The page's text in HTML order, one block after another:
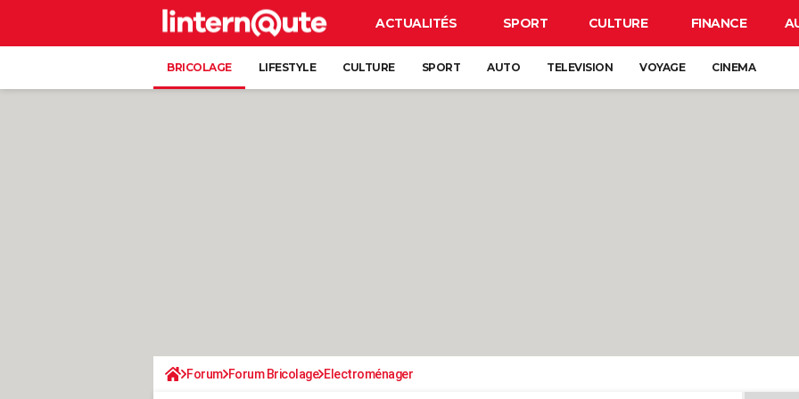
ACTUALITÉS SPORT CULTURE FINANCE
BRICOLAGE LIFESTYLE CULTURE SPORT AUTO TELEVISION VOYAGE CINEMA
Forum Forum Bricolage Electroménager